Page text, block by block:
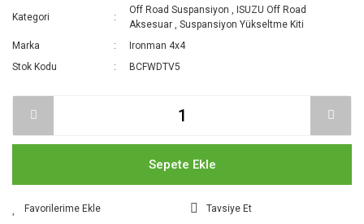
Kategori
Off Road Suspansiyon ,ISUZU Off Road
Aksesuar
,Suspansiyon Yükseltme Kiti
Marka
Ironman 4x4
Stok Kodu
BCFWDTV5
Sepete Ekle
Tavsiye Et